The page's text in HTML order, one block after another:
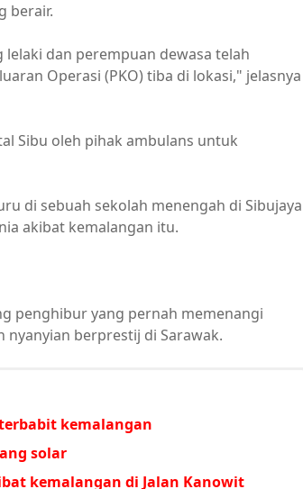
berair.
dan perempuan dewasa telah
Operasi (PKO) tiba di lokasi," jelasnya
Sibu oleh pihak ambulans untuk
di sebuah sekolah menengah di Sibujaya
akibat kemalangan itu.
penghibur yang pernah memenangi
berprestij di Sarawak.
kemalangan
solar
kemalangan di Jalan Kanowit